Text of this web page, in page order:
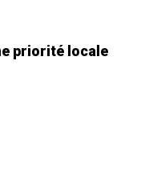
priorité locale